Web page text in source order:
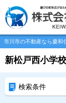
市川市の不動産なら慶和
新松戸西小学
検索条件